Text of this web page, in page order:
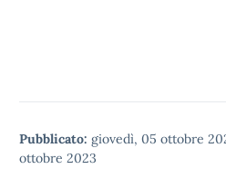
Pubblicato: giovedì, 05 ottobre
ottobre 2023